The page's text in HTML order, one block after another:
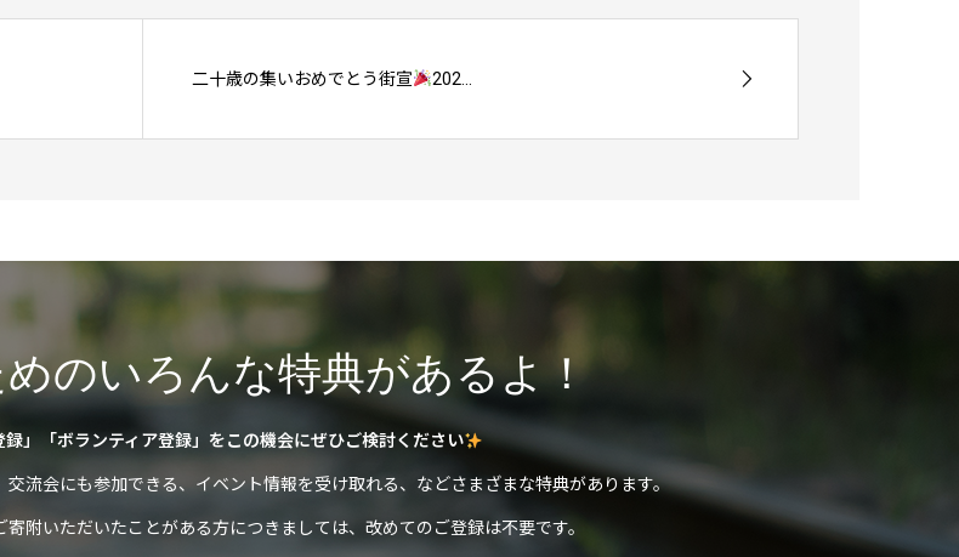
二十歳の集いおめでとう街宣 202...
のいろんな特典があるよ！
録」「ボランティア登録」をこの機会にぜひご検討ください
流会にも参加できる、イベント情報を受け取れる、などさまざまな特典があります。
附いただいたことがある方につきましては、改めてのご登録は不要です。